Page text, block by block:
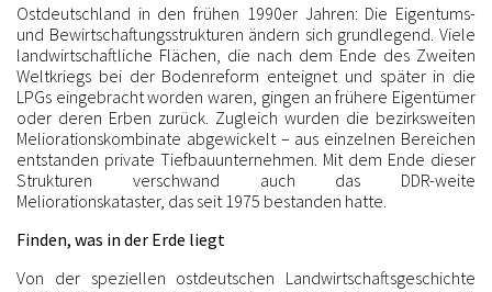
Ostdeutschland in den frühen 1990er Jahren: Die Eigentums-
und Bewirtschaftungsstrukturen ändern sich grundlegend. Viele
landwirtschaftliche Flächen, die nach dem Ende des Zweiten
Weltkriegs bei der Bodenreform enteignet und später in die
LPGs eingebracht worden waren, gingen an frühere Eigentümer
oder deren Erben zurück. Zugleich wurden die bezirksweiten
Meliorationskombinate abgewickelt – aus einzelnen Bereichen
entstanden private Tiefbauunternehmen. Mit dem Ende dieser
Strukturen verschwand auch das DDR-weite
Meliorationskataster, das seit 1975 bestanden hatte.
Finden, was in der Erde liegt
Von der speziellen ostdeutschen Landwirtschaftsgeschichte